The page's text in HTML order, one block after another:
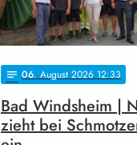
notes 06. August 2026 12:33
Bad Windsheim |
zieht bei